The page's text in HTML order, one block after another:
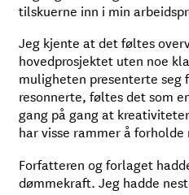
tilskuerne inn i min
Jeg kjente at det føltes
hovedprosjektet uten noe
muligheten presenterte seg
resonnerte, føltes det som
gang på gang at
har visse rammer å
Forfatteren og forlaget
dømmekraft. Jeg hadde